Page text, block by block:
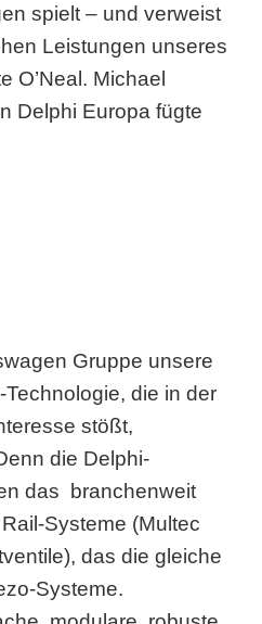
spielt – und verweist
Leistungen unseres
O’Neal. Michael
Delphi Europa fügte
Gruppe unsere
die in der
stößt,
die Delphi-
das branchenweit
Systeme (Multec
das die gleiche
Systeme.